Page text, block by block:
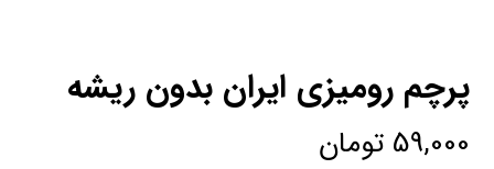
پرچم رومیزی ایران بدون ریشه
59,000 تومان